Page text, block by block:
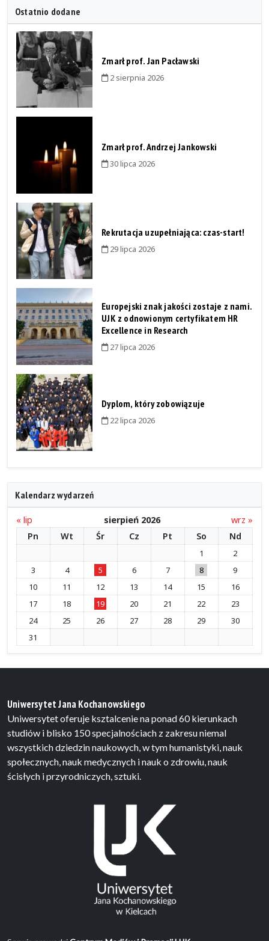
Ostatnio dodane
Zmarł prof. Jan Pacławski
2 sierpnia 2026
Zmarł prof. Andrzej Jankowski
30 lipca 2026
Rekrutacja uzupełniająca: czas-start!
29 lipca 2026
Europejski znak jakości zostaje z nami.
UJK z odnowionym certyfikatem HR
Excellence in Research
27 lipca 2026
Dyplom, który zobowiązuje
22 lipca 2026
Kalendarz wydarzeń
« lip sierpień 2026
wrz »
Pn
Wt Śr Cz Pt So Nd
1
2
3
4 5 6 7 8
9
10
11 12 13 14 15
16
17
18 19 20 21 22
23
24
25 26 27 28 29
30
31
Uniwersytet Jana Kochanowskiego
Uniwersytet oferuje ksztalcenie na ponad 60 kierunkach
studiów i blisko 150 specjalnościach z zakresu niemal
wszystkich dziedzin naukowych, w tym humanistyki, nauk
społecznych, nauk medycznych i nauk o zdrowiu, nauk
ścisłych i przyrodniczych, sztuki.